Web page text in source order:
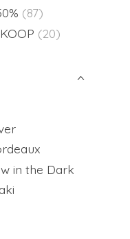
(87)
(20)
in the Dark